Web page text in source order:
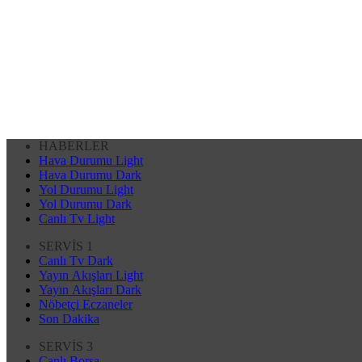
HABERLER
Hava Durumu Light
Hava Durumu Dark
Yol Durumu Light
Yol Durumu Dark
Canlı Tv Light
SERVİS 1
Canlı Tv Dark
Yayın Akışları Light
Yayın Akışları Dark
Nöbetçi Eczaneler
Son Dakika
SERVİS 3